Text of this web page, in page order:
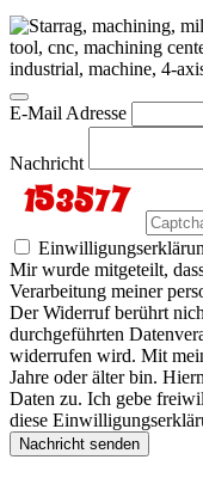
E-Mail Adresse
Nachricht
Mir wurde mitgeteilt,
Verarbeitung meiner
Der Widerruf berührt
durchgeführten
widerrufen wird. Mit
Jahre oder älter bin.
Daten zu. Ich gebe
diese
Nachricht senden